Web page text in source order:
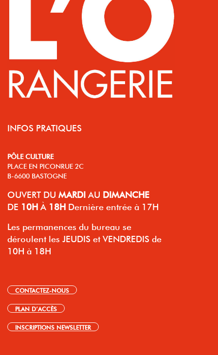
INFOS PRATIQUES
PÔLE CULTURE
PLACE EN PICONRUE 2C
B-6600 BASTOGNE
OUVERT DU MARDI AU DIMANCHE
DE 10H À 18H Dernière entrée à 17H
Les permanences du bureau se
déroulent les JEUDIS et VENDREDIS de
10H à 18H
CONTACTEZ-NOUS
PLAN D’ACCÈS
INSCRIPTIONS NEWSLETTER